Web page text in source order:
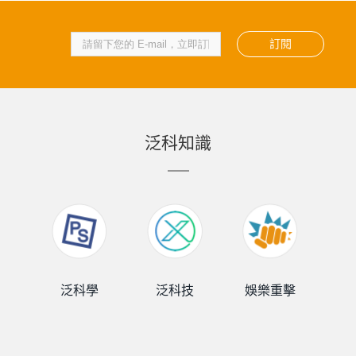
訂閱
泛科知識
泛科學 泛科技 娛樂重擊